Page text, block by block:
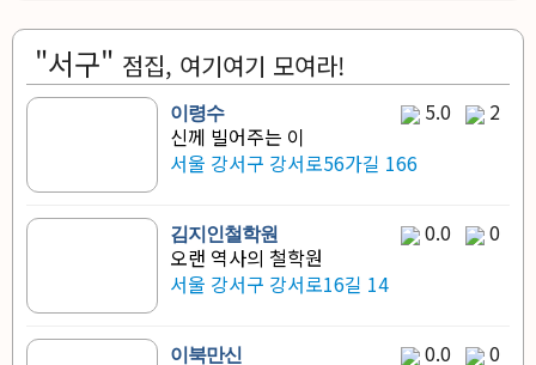
"서구" 점집, 여기여기 모여라!
이령수 5.0
2
신께 빌어주는 이
서울 강서구 강서로56가길 166
김지인철학원 0.0
0
오랜 역사의 철학원
서울 강서구 강서로16길 14
이북만신 0.0
0